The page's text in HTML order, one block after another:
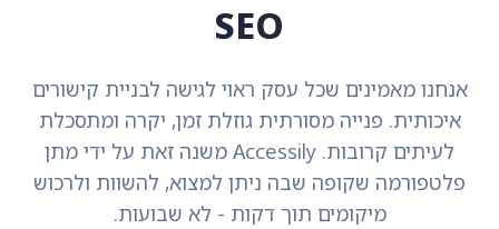
SEO
אנחנו מאמינים שכל עסק ראוי לגישה לבניית קישורים
איכותית. פנייה מסורתית גוזלת זמן, יקרה ומתסכלת
לעיתים קרובות. Accessily משנה זאת על ידי מתן
פלטפורמה שקופה שבה ניתן למצוא, להשוות ולרכוש
מיקומים תוך דקות - לא שבועות.